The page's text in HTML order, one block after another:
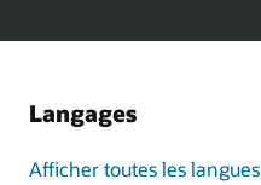
Langages
Afficher toutes les langues